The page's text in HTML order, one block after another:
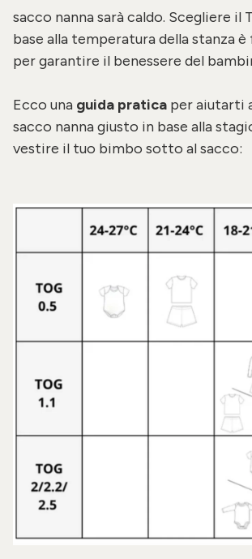
sacco nanna sarà caldo. Scegliere il
base alla temperatura della stanza
per garantire il benessere del
Ecco una guida pratica per aiutarti
sacco nanna giusto in base alla
vestire il tuo bimbo sotto al sacco: